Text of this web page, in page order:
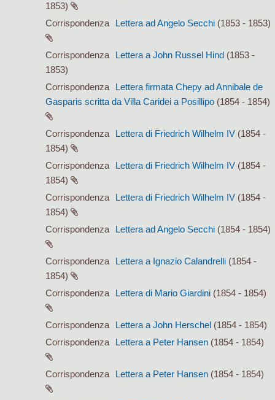
1853)
Corrispondenza
Lettera ad Angelo Secchi (1853 - 1853)
Corrispondenza Lettera a John Russel Hind (1853 -
1853)
Corrispondenza
Lettera firmata Chepy ad Annibale de
Gasparis scritta da Villa Caridei a Posillipo (1854 - 1854)
Corrispondenza Lettera di Friedrich Wilhelm IV (1854 -
1854)
Corrispondenza
Lettera di Friedrich Wilhelm IV (1854 -
1854)
Corrispondenza
Lettera di Friedrich Wilhelm IV (1854 -
1854)
Corrispondenza
Lettera ad Angelo Secchi (1854 - 1854)
Corrispondenza Lettera a Ignazio Calandrelli (1854 -
1854)
Corrispondenza
Lettera di Mario Giardini (1854 - 1854)
Corrispondenza Lettera a John Herschel (1854 - 1854)
Corrispondenza
Lettera a Peter Hansen (1854 - 1854)
Corrispondenza Lettera a Peter Hansen (1854 - 1854)